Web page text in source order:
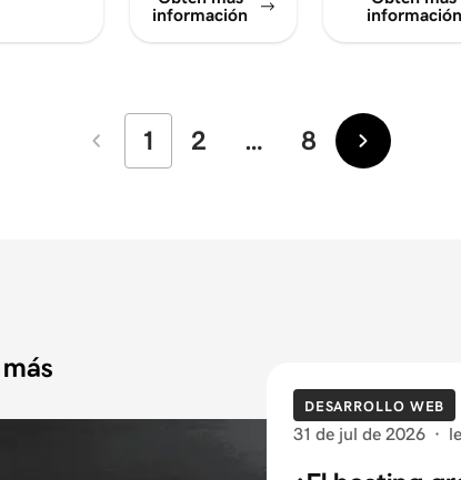
información
información
Más
1 2 … 8
Más
DESARROLLO WEB
31 de jul de 2026 ·